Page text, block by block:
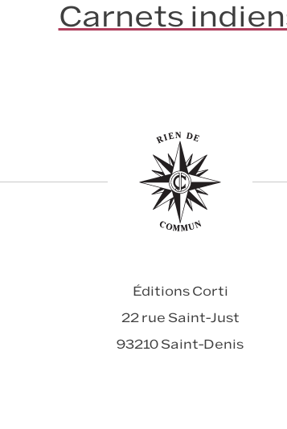
Carnets
Éditions Corti
22 rue Saint-Just
93210 Saint-Denis